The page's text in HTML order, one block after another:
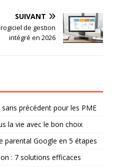
SUIVANT
de gestion
intégré en 2026
précédent pour les PME
la vie avec le bon choix
Google en 5 étapes
: 7 solutions efficaces